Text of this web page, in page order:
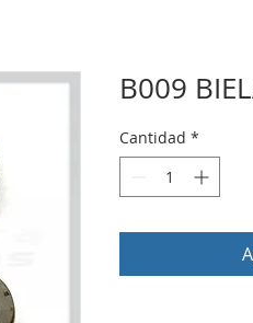
B009
Cantidad *